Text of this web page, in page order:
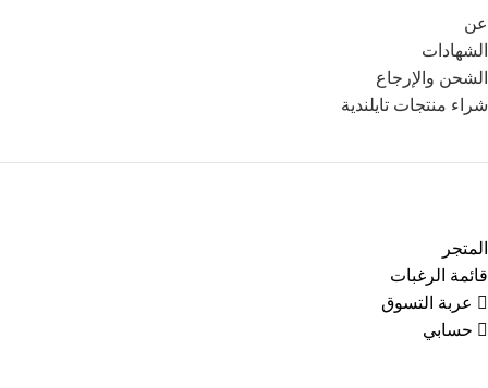
عن
الشهادات
الشحن والإرجاع
شراء منتجات تايلندية
المتجر
قائمة الرغبات
عربة التسوق
حسابي